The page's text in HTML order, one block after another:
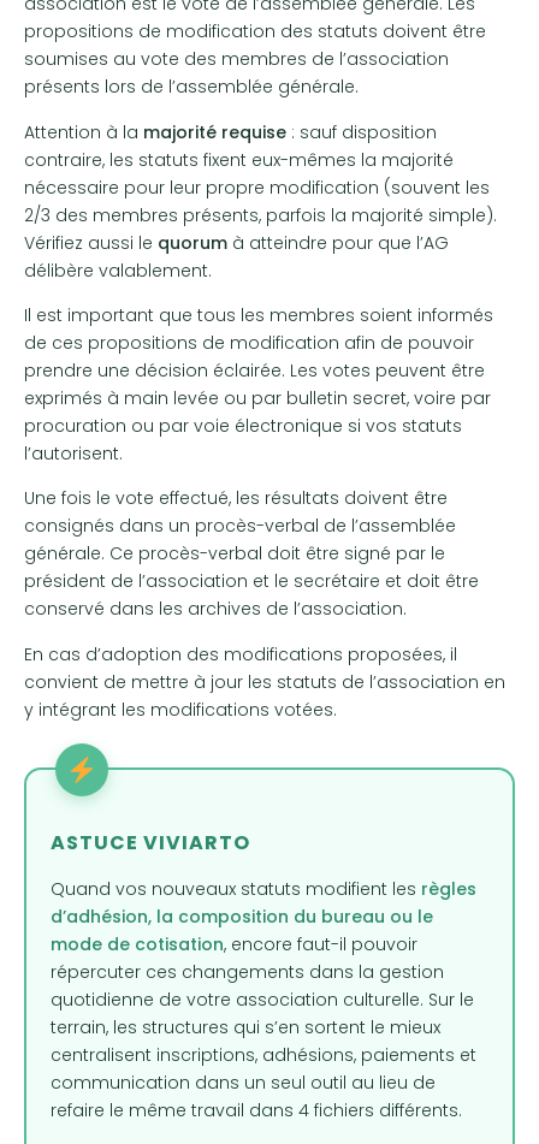
propositions de modification des statuts doivent être
soumises au vote des membres de l’association
présents lors de l’assemblée générale.
Attention à la majorité requise : sauf disposition
contraire, les statuts fixent eux-mêmes la majorité
nécessaire pour leur propre modification (souvent les
2/3 des membres présents, parfois la majorité simple).
Vérifiez aussi le quorum à atteindre pour que l’AG
délibère valablement.
Il est important que tous les membres soient informés
de ces propositions de modification afin de pouvoir
prendre une décision éclairée. Les votes peuvent être
exprimés à main levée ou par bulletin secret, voire par
procuration ou par voie électronique si vos statuts
l’autorisent.
Une fois le vote effectué, les résultats doivent être
consignés dans un procès-verbal de l’assemblée
générale. Ce procès-verbal doit être signé par le
président de l’association et le secrétaire et doit être
conservé dans les archives de l’association.
En cas d’adoption des modifications proposées, il
convient de mettre à jour les statuts de l’association en
y intégrant les modifications votées.
ASTUCE VIVIARTO
Quand vos nouveaux statuts modifient les règles
d’adhésion, la composition du bureau ou le
mode de cotisation, encore faut-il pouvoir
répercuter ces changements dans la gestion
quotidienne de votre association culturelle. Sur le
terrain, les structures qui s’en sortent le mieux
centralisent inscriptions, adhésions, paiements et
communication dans un seul outil au lieu de
refaire le même travail dans 4 fichiers différents.